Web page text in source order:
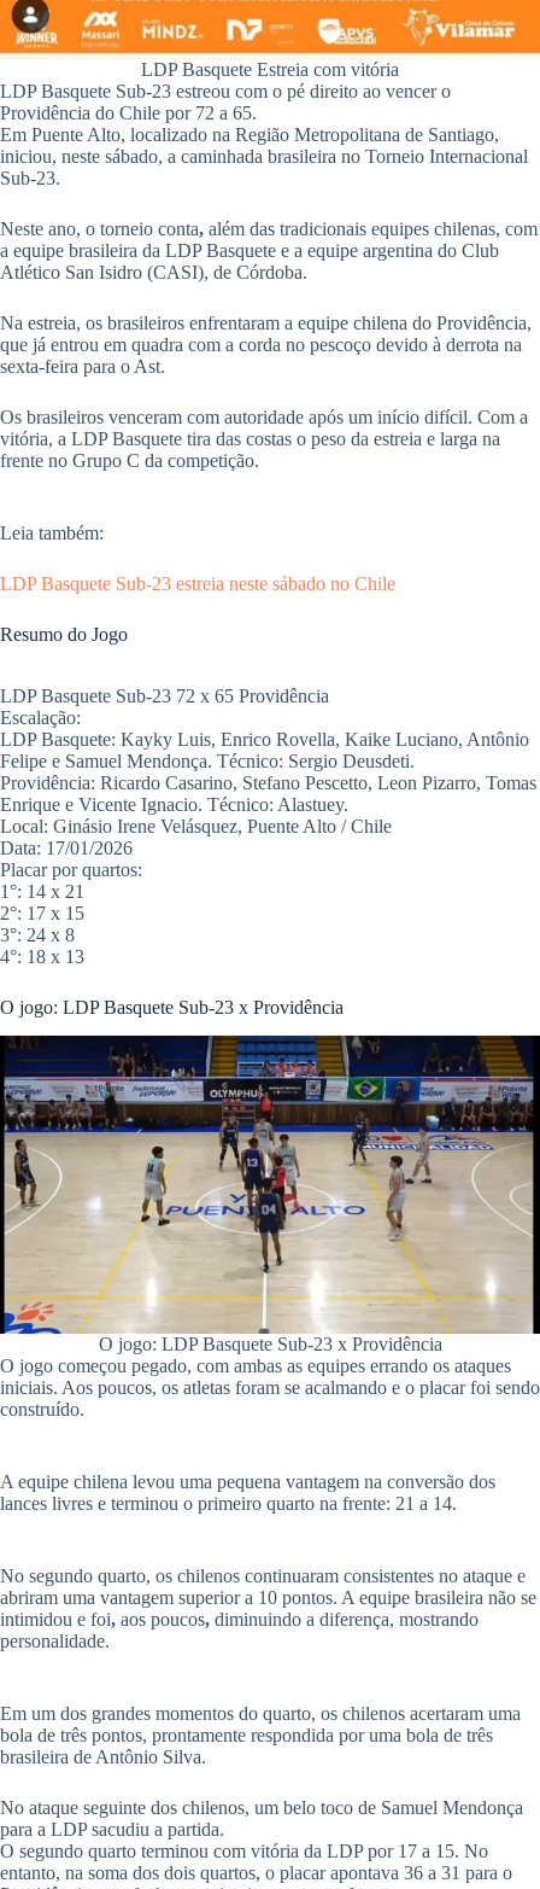
LDP Basquete Estreia com vitória
LDP Basquete Sub-23 estreou com o pé direito ao vencer o
Providência do Chile por 72 a 65.
​Em Puente Alto, localizado na Região Metropolitana de Santiago,
iniciou, neste sábado, a caminhada brasileira no Torneio Internacional
Sub-23.
Neste ano, o torneio conta, além das tradicionais equipes chilenas, com
a equipe brasileira da LDP Basquete e a equipe argentina do Club
Atlético San Isidro (CASI), de Córdoba.
Na estreia, os brasileiros enfrentaram a equipe chilena do Providência,
que já entrou em quadra com a corda no pescoço devido à derrota na
sexta-feira para o Ast.
Os brasileiros venceram com autoridade após um início difícil. Com a
vitória, a LDP Basquete tira das costas o peso da estreia e larga na
frente no Grupo C da competição.
​Leia também:
LDP Basquete Sub-23 estreia neste sábado no Chile
Resumo do Jogo
LDP Basquete Sub-23 72 x 65 Providência
​Escalação:
​LDP Basquete: Kayky Luis, Enrico Rovella, Kaike Luciano, Antônio
Felipe e Samuel Mendonça. Técnico: Sergio Deusdeti.
​Providência: Ricardo Casarino, Stefano Pescetto, Leon Pizarro, Tomas
Enrique e Vicente Ignacio. Técnico: Alastuey.
​Local: Ginásio Irene Velásquez, Puente Alto / Chile
Data: 17/01/2026
​Placar por quartos:
​1°: 14 x 21
​2°: 17 x 15
​3°: 24 x 8
​4°: 18 x 13
​O jogo: LDP Basquete Sub-23 x Providência
O jogo: LDP Basquete Sub-23 x Providência
O jogo começou pegado, com ambas as equipes errando os ataques
iniciais. Aos poucos, os atletas foram se acalmando e o placar foi sendo
construído.
A equipe chilena levou uma pequena vantagem na conversão dos
lances livres e terminou o primeiro quarto na frente: 21 a 14.
​No segundo quarto, os chilenos continuaram consistentes no ataque e
abriram uma vantagem superior a 10 pontos. A equipe brasileira não se
intimidou e foi, aos poucos, diminuindo a diferença, mostrando
personalidade.
Em um dos grandes momentos do quarto, os chilenos acertaram uma
bola de três pontos, prontamente respondida por uma bola de três
brasileira de Antônio Silva.
No ataque seguinte dos chilenos, um belo toco de Samuel Mendonça
para a LDP sacudiu a partida.
​O segundo quarto terminou com vitória da LDP por 17 a 15. No
entanto, na soma dos dois quartos, o placar apontava 36 a 31 para o